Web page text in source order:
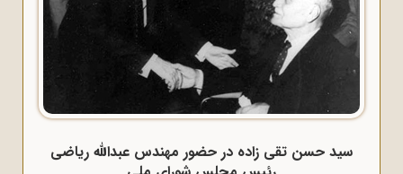
سید حسن تقی زاده در حضور مهندس عبدالله ریاضی